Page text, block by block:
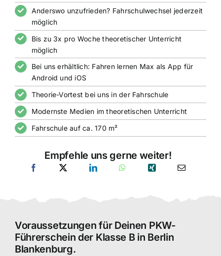
Anderswo unzufrieden? Fahrschulwechsel jederzeit
möglich
Bis zu 3x pro Woche theoretischer Unterricht
möglich
Bei uns erhältlich: Fahren lernen Max als App für
Android und iOS
Theorie-Vortest bei uns in der Fahrschule
Modernste Medien im theoretischen Unterricht
Fahrschule auf ca. 170 m²
Empfehle uns gerne weiter!
Voraussetzungen für Deinen PKW-
Führerschein der Klasse B in Berlin
Blankenburg.